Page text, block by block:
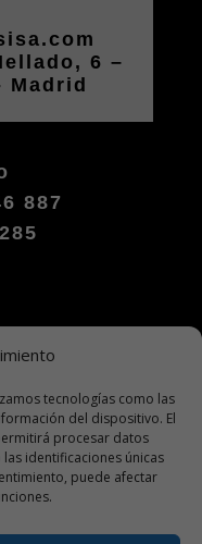
tecnologías como las
del dispositivo. El
procesar datos
identificaciones únicas
puede afectar
6 –
Madrid
887